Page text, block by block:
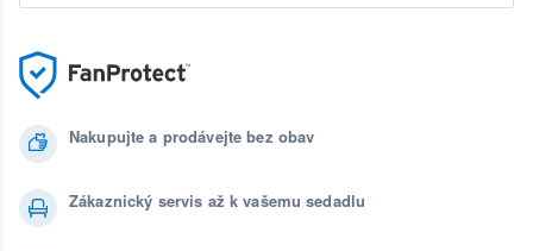
Nakupujte a prodávejte bez obav
Zákaznický servis až k vašemu sedadlu